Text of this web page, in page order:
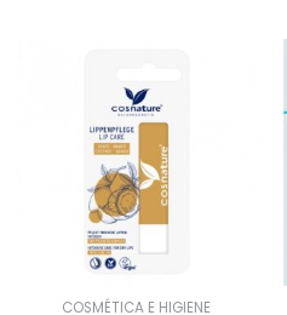
COSMÉTICA E HIGIENE